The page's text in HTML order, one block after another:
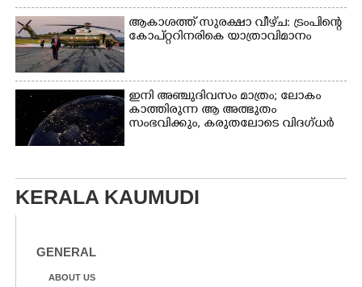
ആകാശത്ത് സുരക്ഷാ വീഴ്‌ച: ട്രംപിന്റെ
കോ‌പ്‌റ്ററിനരികെ യാത്രാവിമാനം
ഇനി അഞ്ചുദിവസം മാത്രം; ലോകം
കാത്തിരുന്ന ആ അത്ഭുതം
സംഭവിക്കും, കരുതലോടെ വിദഗ്ധർ
KERALA KAUMUDI
GENERAL
ABOUT US